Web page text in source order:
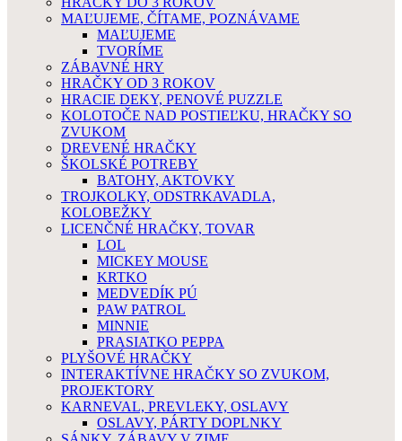
MAĽUJEME, ČÍTAME, POZNÁVAME
MAĽUJEME
TVORÍME
ZÁBAVNÉ HRY
HRAČKY OD 3 ROKOV
HRACIE DEKY, PENOVÉ PUZZLE
KOLOTOČE NAD POSTIEĽKU, HRAČKY SO
ZVUKOM
DREVENÉ HRAČKY
ŠKOLSKÉ POTREBY
BATOHY, AKTOVKY
TROJKOLKY, ODSTRKAVADLA,
KOLOBEŽKY
LICENČNÉ HRAČKY, TOVAR
LOL
MICKEY MOUSE
KRTKO
MEDVEDÍK PÚ
PAW PATROL
MINNIE
PRASIATKO PEPPA
PLYŠOVÉ HRAČKY
INTERAKTÍVNE HRAČKY SO ZVUKOM,
PROJEKTORY
KARNEVAL, PREVLEKY, OSLAVY
OSLAVY, PÁRTY DOPLNKY